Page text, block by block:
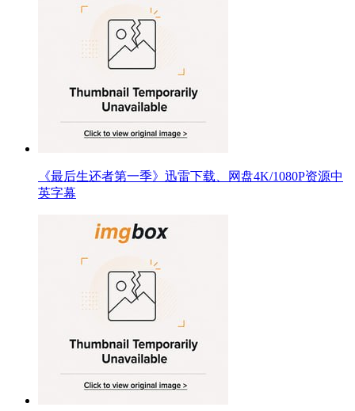
《最后生还者第一季》迅雷下载、网盘4K/1080P资源中
英字幕